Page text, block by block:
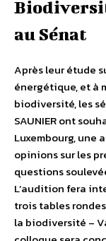
au Sénat
Après leur étude
énergétique, et à
biodiversité, les
SAUNIER ont
Luxembourg, une
opinions sur les
questions
L’audition fera
trois tables
la biodiversité –